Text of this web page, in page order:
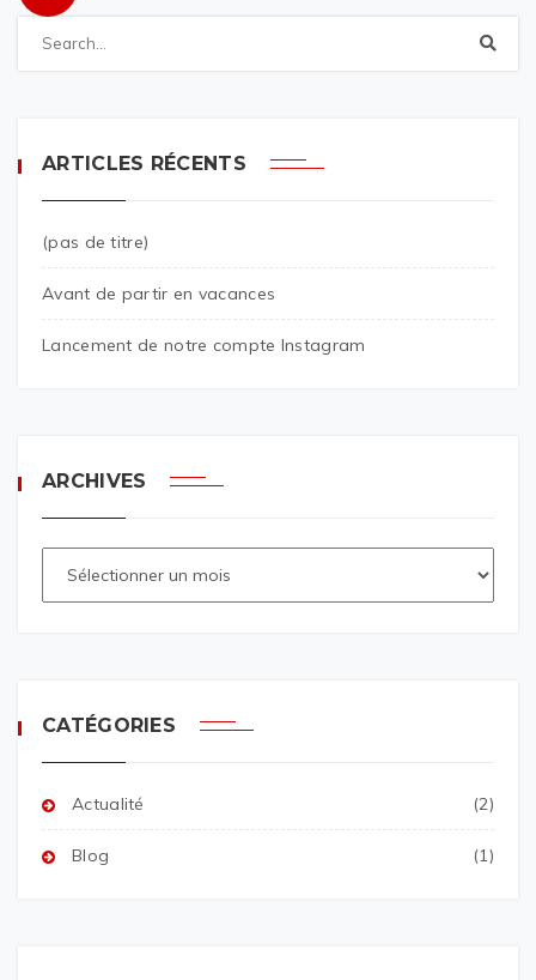
ARTICLES RÉCENTS
(pas de titre)
Avant de partir en vacances
Lancement de notre compte Instagram
ARCHIVES
CATÉGORIES
Actualité (2)
Blog (1)